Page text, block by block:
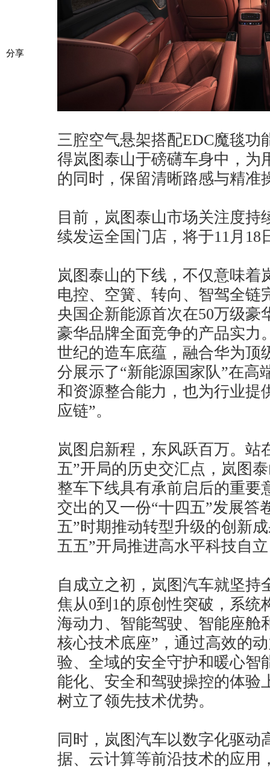
分享
三腔空气悬架搭配EDC魔毯功
得岚图泰山于磅礴车身中，为
的同时，保留清晰路感与精准
目前，岚图泰山市场关注度持
续发运全国门店，将于11月18
岚图泰山的下线，不仅意味着
电控、空簧、转向、智驾全链
央国企新能源首次在50万级豪
豪华品牌全面竞争的产品实力
世纪的造车底蕴，融合华为顶
分展示了“新能源国家队”在高
和资源整合能力，也为行业提
应链”。
岚图启新程，东风跃百万。站
五”开局的历史交汇点，岚图
整车下线具有承前启后的重要
交出的又一份“十四五”发展答
五”时期推动转型升级的创新
五五”开局推进高水平科技自
自成立之初，岚图汽车就坚持
焦从0到1的原创性突破，系统
海动力、智能驾驶、智能座舱
核心技术底座”，通过高效的
验、全域的安全守护和暖心智
能化、安全和驾驶操控的体验
树立了领先技术优势。
同时，岚图汽车以数字化驱动
据、云计算等前沿技术的应用